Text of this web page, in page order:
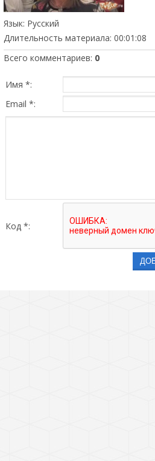
Язык: Русский
Длительность материала: 00:01:08
Всего комментариев: 0
Имя *:
Email *:
Код *: